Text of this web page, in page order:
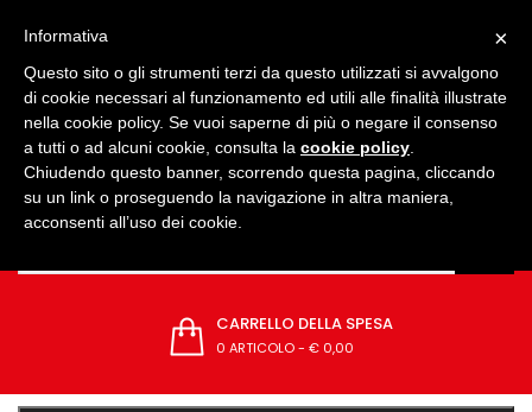
CARRELLO DELLA SPESA
0 ARTICOLO- € 0,00
×
Informativa
Questo sito o gli strumenti terzi da questo utilizzati si avvalgono
di cookie necessari al funzionamento ed utili alle finalità illustrate
nella cookie policy. Se vuoi saperne di più o negare il consenso
a tutti o ad alcuni cookie, consulta la cookie policy
Chiudendo questo banner, scorrendo questa pagina, cliccando
su un link o proseguendo la navigazione in altra maniera,
acconsenti all’uso dei cookie.